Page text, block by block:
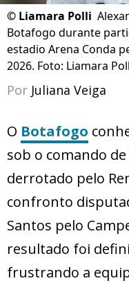
© Liamara Polli
Botafogo durante
estadio Arena Conda
2026. Foto: Liamara
Por Juliana Veiga
O Botafogo
sob o comando
derrotado pelo
confronto
Santos pelo
resultado foi
frustrando a